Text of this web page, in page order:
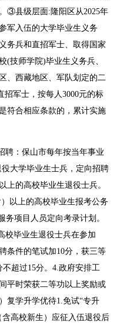
③县级层面:隆阳区从2025年
军入伍的大学毕业生义务
务兵和直招军士、取得国家
(技师学院)毕业生义务兵、
、西藏地区、军队划定的二
军士，按每人3000元的标
符合相应条款的，累计实施
聘：保山市每年按当年事业
大学毕业生士兵，定向招聘
上的高校毕业生退役士兵。
以上的高校毕业生报考公务
务项目人员定向考录计划。
校毕业生退役士兵在参加
条件的笔试加10分，获三等
超过15分。4.政府安排工
平时荣获二等功以上奖励或
复学升学优待1.免试“专升
高校新生）应征入伍退役后